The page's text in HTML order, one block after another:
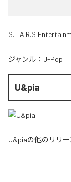
S.T.A.R.S
ジャンル： J-Pop
U&pia
U&piaの他のリリー